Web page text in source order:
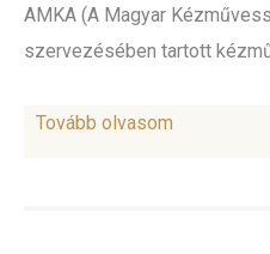
AMKA (A Magyar
szervezésében tartott
Tovább olvasom